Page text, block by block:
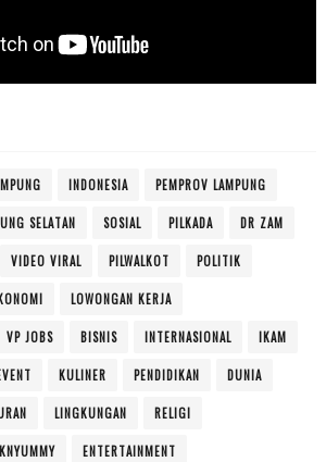
INDONESIA PEMPROV LAMPUNG
SELATAN SOSIAL PILKADA DR ZAM
VIDEO VIRAL PILWALKOT POLITIK
LOWONGAN KERJA
VP JOBS BISNIS INTERNASIONAL IKAM
KULINER PENDIDIKAN DUNIA
LINGKUNGAN RELIGI
ENTERTAINMENT